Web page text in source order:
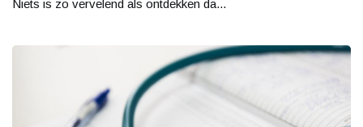
Niets is zo vervelend als ontdekken da...